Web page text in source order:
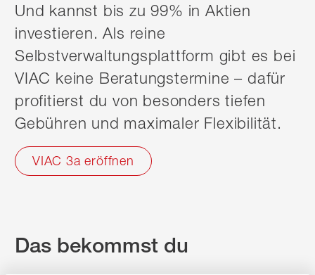
Und kannst bis zu 99% in Aktien
investieren. Als reine
Selbstverwaltungsplattform gibt es bei
VIAC keine Beratungstermine – dafür
profitierst du von besonders tiefen
Gebühren und maximaler Flexibilität.
VIAC 3a eröffnen
Das bekommst du